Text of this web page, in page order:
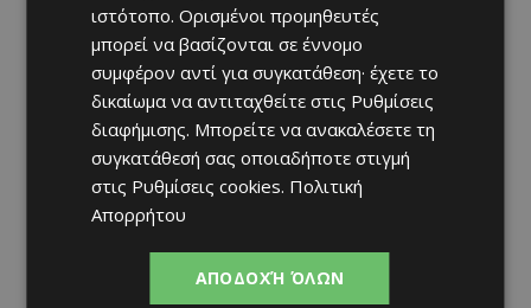
ιστότοπο. Ορισμένοι προμηθευτές
μπορεί να βασίζονται σε έννομο
συμφέρον αντί για συγκατάθεση· έχετε το
δικαίωμα να αντιταχθείτε στις Ρυθμίσεις
διαφήμισης. Μπορείτε να ανακαλέσετε τη
συγκατάθεσή σας οποιαδήποτε στιγμή
στις Ρυθμίσεις cookies. Πολιτική
Απορρήτου
ΑΠΟΔΟΧΉ ΌΛΩΝ